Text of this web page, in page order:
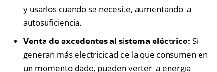
y usarlos cuando se necesite, aumentando la
autosuficiencia.
Venta de excedentes al sistema eléctrico: Si
generan más electricidad de la que consumen en
un momento dado, pueden verter la energía